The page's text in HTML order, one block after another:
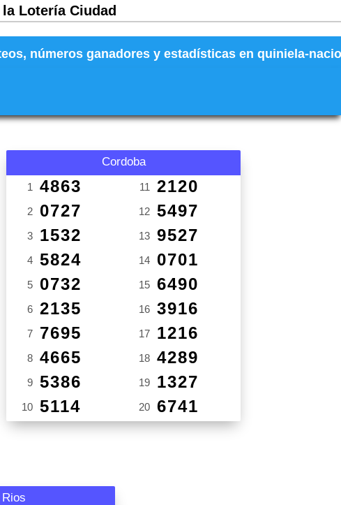
Lotería Ciudad
números ganadores y estadísticas en quiniela-
Cordoba
1 4863
2 0727
3 1532
4 5824
5 0732
6 2135
7 7695
8 4665
9 5386
10 5114
11 2120
12 5497
13 9527
14 0701
15 6490
16 3916
17 1216
18 4289
19 1327
20 6741